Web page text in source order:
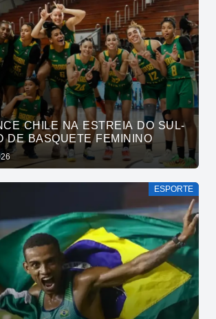
CHILE NA ESTREIA DO SUL-
DE BASQUETE FEMININO
ESPORTE